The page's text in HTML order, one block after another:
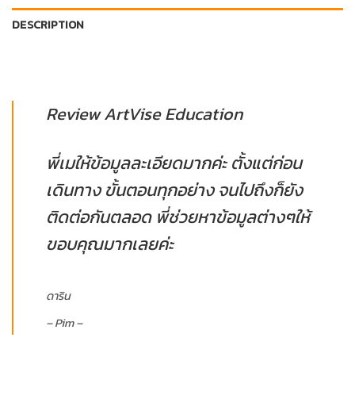
DESCRIPTION
Review ArtVise Education
พี่เมให้ข้อมูลละเอียดมากค่ะ ตั้งแต่ก่อน
เดินทาง ขั้นตอนทุกอย่าง จนไปถึงก็ยัง
ติดต่อกันตลอด พี่ช่วยหาข้อมูลต่างๆให้
ขอบคุณมากเลยค่ะ
ดาริน
– Pim –